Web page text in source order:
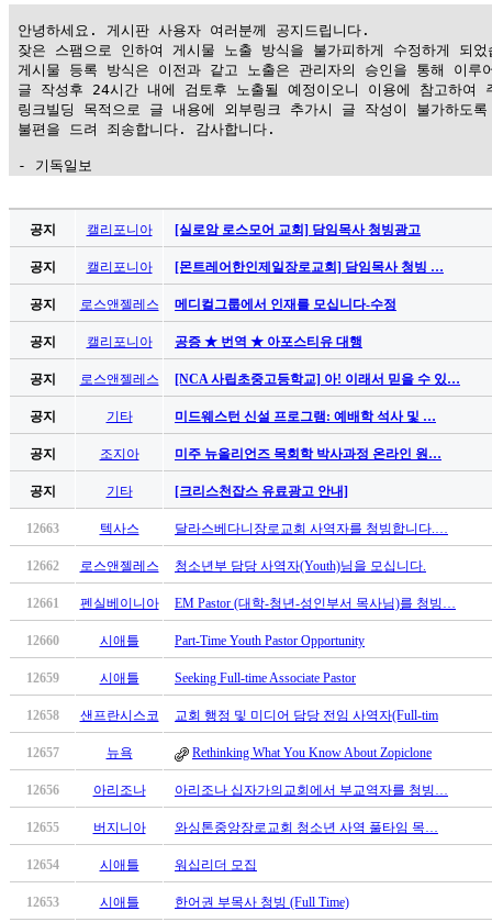
안녕하세요. 게시판 사용자 여러분께 공지드립니다.
잦은 스팸으로 인하여 게시물 노출 방식을 불가피하게 수정하게 되었
게시물 등록 방식은 이전과 같고 노출은 관리자의 승인을 통해 이루
글 작성후 24시간 내에 검토후 노출될 예정이오니 이용에 참고하여
링크빌딩 목적으로 글 내용에 외부링크 추가시 글 작성이 불가하도
불편을 드려 죄송합니다. 감사합니다.
- 기독일보
만
꼴
밍
넷
minky
합
체
안
브
국
주
야
우
공지 캘리포니아 [실로암 로스모어 교회] 담임목사 청빙광고
공지 캘리포니아 [몬트레어한인제일장로교회] 담임목사 청빙 …
공지 로스앤젤레스 메디컬그룹에서 인재를 모십니다-수정
공지 캘리포니아 공증 ★ 번역 ★ 아포스티유 대행
공지 로스앤젤레스 [NCA 사립초중고등학교] 아! 이래서 믿을 수 있…
공지 기타 미드웨스턴 신설 프로그램: 예배학 석사 및 …
공지 조지아 미주 뉴올리언즈 목회학 박사과정 온라인 원…
공지 기타 [크리스천잡스 유료광고 안내]
12663 텍사스 달라스베다니장로교회 사역자를 청빙합니다.…
12662 로스앤젤레스 청소년부 담당 사역자(Youth)님을 모십니다.
12661 펜실베이니아 EM Pastor (대학-청년-성인부서 목사님)를 청빙…
12660 시애틀 Part-Time Youth Pastor Opportunity
12659 시애틀 Seeking Full-time Associate Pastor
12658 샌프란시스코 교회 행정 및 미디어 담당 전임 사역자(Full-tim
12657 뉴욕 Rethinking What You Know About Zopiclone
12656 아리조나 아리조나 십자가의교회에서 부교역자를 청빙…
12655 버지니아 와싱톤중앙장로교회 청소년 사역 풀타임 목…
12654 시애틀 워십리더 모집
12653 시애틀 한어권 부목사 청빙 (Full Time)